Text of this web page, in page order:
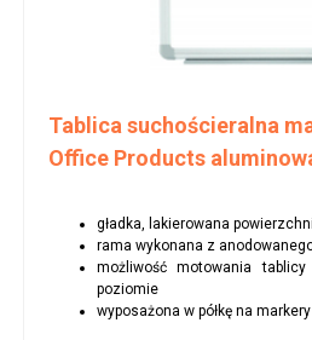
Tablica suchościeralna
Office Products
gładka, lakierowana
rama wykonana z
możliwość motowania
poziomie
wyposażona w półkę na markery